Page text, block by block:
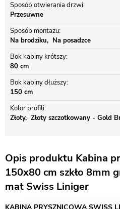
Sposób otwierania drzwi
Przesuwne
Sposób montażu
Na brodziku
Na posadzce
Bok kabiny krótszy
80 cm
Bok kabiny dłuższy
150 cm
Kolor profili
Złoty
Złoty szczotkowany - Gold
Opis produktu Kabina
150x80 cm szkło 8mm
mat Swiss Liniger